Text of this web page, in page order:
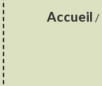
Accueil /